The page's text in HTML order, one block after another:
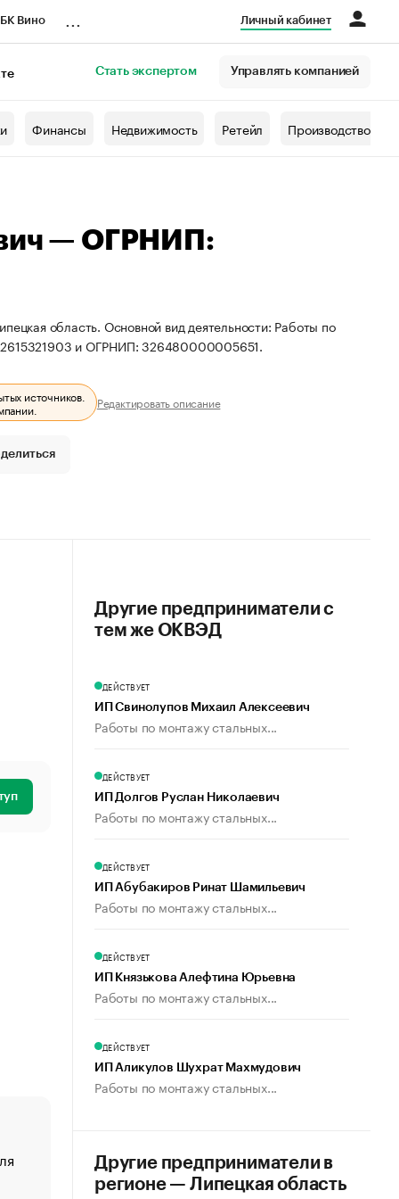
Вино Личный кабинет
Стать экспертом Управлять компанией
Финансы Недвижимость Ретейл Производство
— ОГРНИП:
область. Основной вид деятельности: Работы по
и ОГРНИП: 326480000005651.
источников.
Редактировать описание
«От спорта тело стареет иначе». Как живет глава
создавшей GTA
Другие предприниматели с
тем же ОКВЭД
ДЕЙСТВУЕТ
ИП Свинолупов Михаил Алексеевич
Работы по монтажу стальных...
ДЕЙСТВУЕТ
ИП Долгов Руслан Николаевич
Работы по монтажу стальных...
ДЕЙСТВУЕТ
ИП Абубакиров Ринат Шамильевич
Работы по монтажу стальных...
ДЕЙСТВУЕТ
ИП Князькова Алефтина Юрьевна
Работы по монтажу стальных...
ДЕЙСТВУЕТ
ИП Аликулов Шухрат Махмудович
Работы по монтажу стальных...
Другие предприниматели в
регионе — Липецкая область